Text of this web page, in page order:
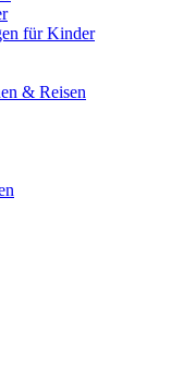
für Kinder
& Reisen